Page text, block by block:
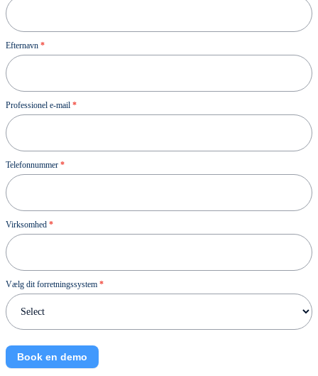
Efternavn *
Professionel e-mail *
Telefonnummer *
Virksomhed *
Vælg dit forretningssystem *
Book en demo